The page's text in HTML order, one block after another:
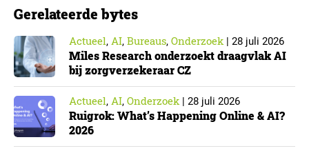
onderzoeksorganisatie. De toepasselijkheid…
Gerelateerde bytes
Actueel, AI, Bureaus, Onderzoek| 28 juli 2026
Miles Research onderzoekt draagvlak AI
bij zorgverzekeraar CZ
Actueel, AI, Onderzoek| 28 juli 2026
Ruigrok: What’s Happening Online & AI?
2026